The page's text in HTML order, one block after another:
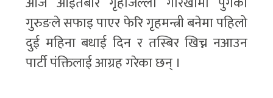
गुरुङले सफाइ पाएर फेरि गृहमन्त्री बनेमा पहिलो
दुई महिना बधाई दिन र तस्बिर खिच्न नआउन
पार्टी पंक्तिलाई आग्रह गरेका छन् ।